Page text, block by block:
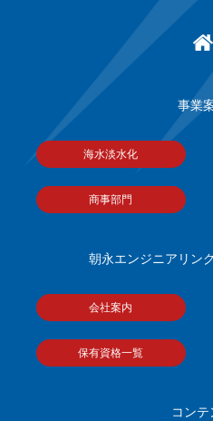
事業
海水淡水化
商事部門
朝永エンジニアリン
会社案内
保有資格一覧
コンテ